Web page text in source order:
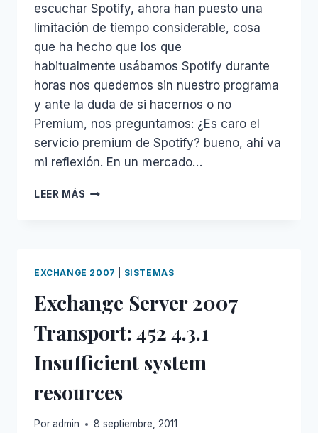
escuchar Spotify, ahora han puesto una
limitación de tiempo considerable, cosa
que ha hecho que los que
habitualmente usábamos Spotify durante
horas nos quedemos sin nuestro programa
y ante la duda de si hacernos o no
Premium, nos preguntamos: ¿Es caro el
servicio premium de Spotify? bueno, ahí va
mi reflexión. En un mercado…
LEER MÁS PAGAR
EXCHANGE 2007 SISTEMAS
Exchange Server 2007
Transport: 452 4.3.1
Insufficient system
resources
Poradmin 8 septiembre, 2011